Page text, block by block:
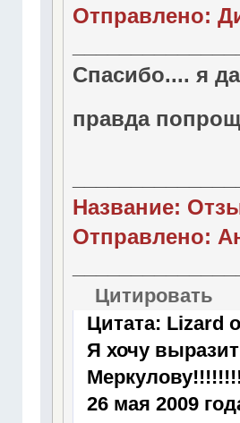
Отправлено:
Спасибо.... я
правда
Название:
Отправлено:
Цитировать
Цитата: Lizard
Я хочу
26 мая 2009